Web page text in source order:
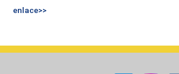
enlace>>